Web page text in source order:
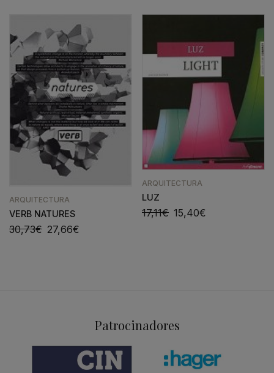
ARQUITECTURA
VERB NATURES
30,73€ 27,66€
ARQUITECTURA
LUZ
17,11€ 15,40€
Patrocinadores